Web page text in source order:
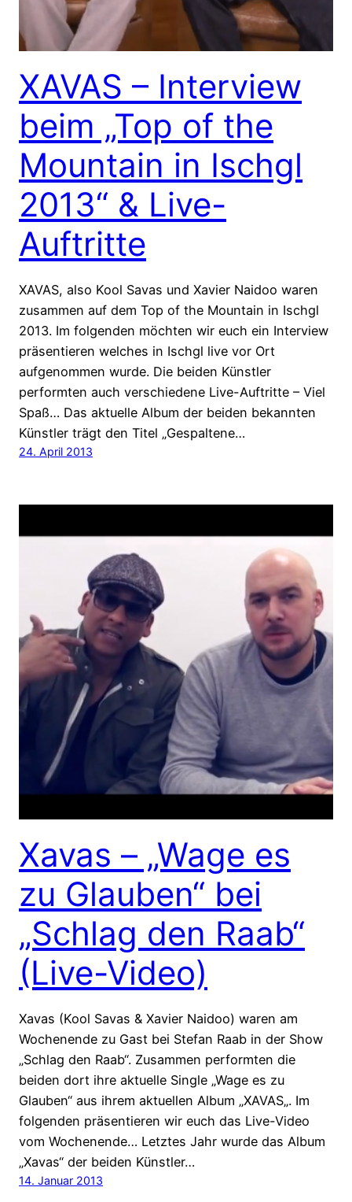
XAVAS – Interview
beim „Top of the
Mountain in Ischgl
2013“ & Live-
Auftritte
XAVAS, also Kool Savas und Xavier Naidoo waren
zusammen auf dem Top of the Mountain in Ischgl
2013. Im folgenden möchten wir euch ein Interview
präsentieren welches in Ischgl live vor Ort
aufgenommen wurde. Die beiden Künstler
performten auch verschiedene Live-Auftritte – Viel
Spaß… Das aktuelle Album der beiden bekannten
Künstler trägt den Titel „Gespaltene…
24. April 2013
Xavas – „Wage es
zu Glauben“ bei
„Schlag den Raab“
(Live-Video)
Xavas (Kool Savas & Xavier Naidoo) waren am
Wochenende zu Gast bei Stefan Raab in der Show
„Schlag den Raab“. Zusammen performten die
beiden dort ihre aktuelle Single „Wage es zu
Glauben“ aus ihrem aktuellen Album „XAVAS„. Im
folgenden präsentieren wir euch das Live-Video
vom Wochenende… Letztes Jahr wurde das Album
„Xavas“ der beiden Künstler…
14. Januar 2013